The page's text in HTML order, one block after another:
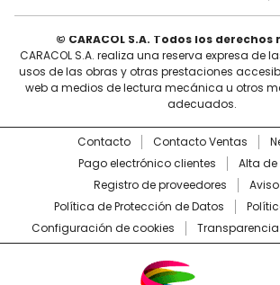
© CARACOL S.A. Todos los derechos
CARACOL S.A. realiza una reserva expresa de
usos de las obras y otras prestaciones
web a medios de lectura mecánica u otros
adecuados.
Contacto Contacto Ventas
Pago electrónico clientes
Alta de
Registro de proveedores
Política de Protección de Datos
Configuración de cookies
Transparencia